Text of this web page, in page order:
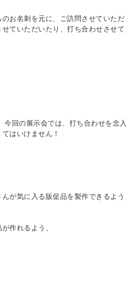
お名刺を元に、ご訪問させていただ
ていただいたり、打ち合わせさせて
今回の展示会では、打ち合わせを念入
はいけません！
が気に入る販促品を製作できるよう
作れるよう、